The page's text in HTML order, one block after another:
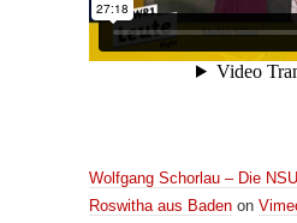
Wolfgang Schorlau – Die
Roswitha aus Baden on